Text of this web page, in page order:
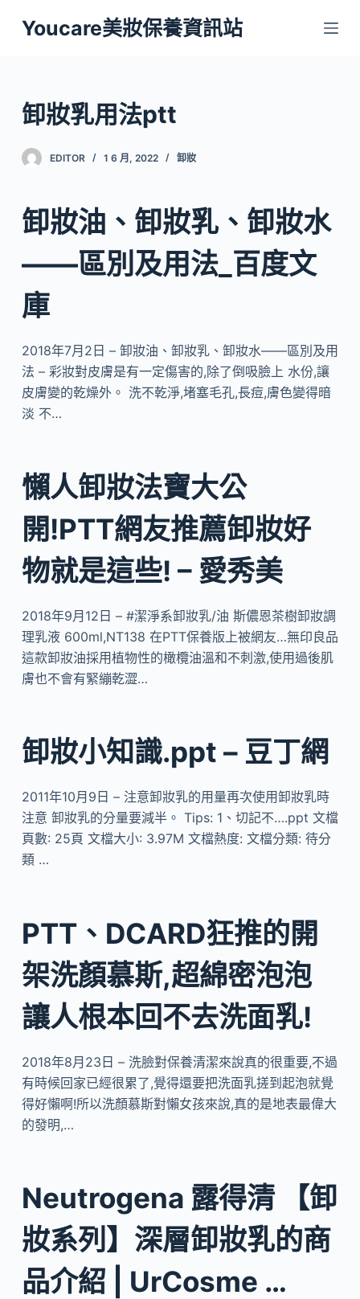
跳
至
內
容
Youcare美妝保養資訊站
卸妝乳用法ptt
EDITOR 1 6 月, 2022 卸妝
卸妝油、卸妝乳、卸妝水
——區別及用法_百度文
庫
2018年7月2日 – 卸妝油、卸妝乳、卸妝水——區別及用
法 – 彩妝對皮膚是有一定傷害的,除了倒吸臉上 水份,讓
皮膚變的乾燥外。 洗不乾淨,堵塞毛孔,長痘,膚色變得暗
淡 不…
懶人卸妝法寶大公
開!PTT網友推薦卸妝好
物就是這些! – 愛秀美
2018年9月12日 – #潔淨系卸妝乳/油 斯儂恩茶樹卸妝調
理乳液 600ml,NT138 在PTT保養版上被網友…無印良品
這款卸妝油採用植物性的橄欖油溫和不刺激,使用過後肌
膚也不會有緊繃乾澀…
卸妝小知識.ppt – 豆丁網
2011年10月9日 – 注意卸妝乳的用量再次使用卸妝乳時
注意 卸妝乳的分量要減半。 Tips: 1、切記不….ppt 文檔
頁數: 25頁 文檔大小: 3.97M 文檔熱度: 文檔分類: 待分
類 …
PTT、DCARD狂推的開
架洗顏慕斯,超綿密泡泡
讓人根本回不去洗面乳!
2018年8月23日 – 洗臉對保養清潔來說真的很重要,不過
有時候回家已經很累了,覺得還要把洗面乳搓到起泡就覺
得好懶啊!所以洗顏慕斯對懶女孩來說,真的是地表最偉大
的發明,…
Neutrogena 露得清 【卸
妝系列】深層卸妝乳的商
品介紹 | UrCosme …